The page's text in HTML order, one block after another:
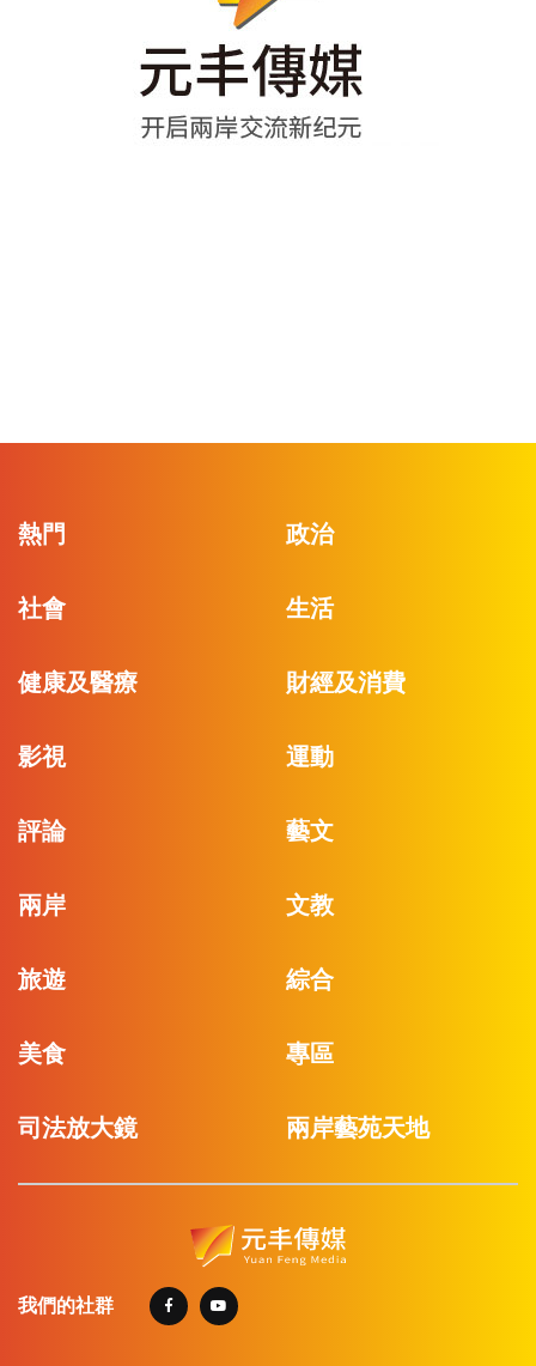
熱門 政治
社會 生活
健康及醫療 財經及消費
影視 運動
評論 藝文
兩岸 文教
旅遊 綜合
美食 專區
司法放大鏡 兩岸藝苑天地
我們的社群